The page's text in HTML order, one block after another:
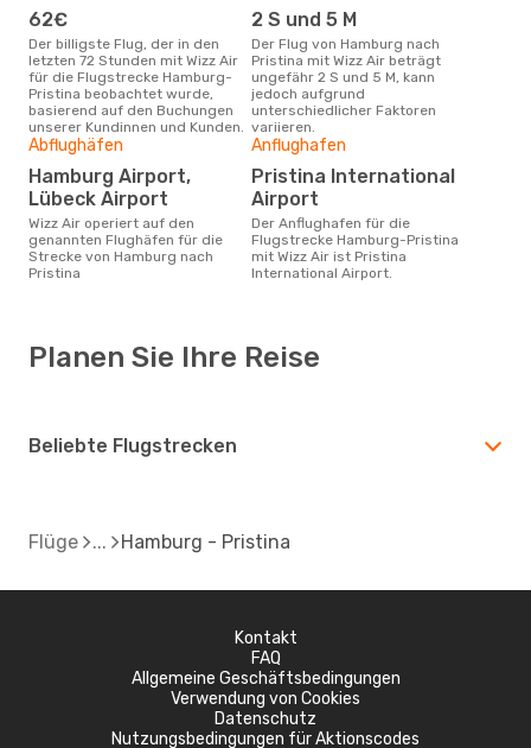
62€
Der billigste Flug, der in den
letzten 72 Stunden mit Wizz Air
für die Flugstrecke Hamburg-
Pristina beobachtet wurde,
basierend auf den Buchungen
unserer Kundinnen und Kunden.
2 S und 5 M
Der Flug von Hamburg nach
Pristina mit Wizz Air beträgt
ungefähr 2 S und 5 M, kann
jedoch aufgrund
unterschiedlicher Faktoren
variieren.
Abflughäfen
Hamburg Airport,
Lübeck Airport
Wizz Air operiert auf den
genannten Flughäfen für die
Strecke von Hamburg nach
Pristina
Anflughafen
Pristina International
Airport
Der Anflughafen für die
Flugstrecke Hamburg-Pristina
mit Wizz Air ist Pristina
International Airport.
Planen Sie Ihre Reise
Beliebte Flugstrecken
Flüge Hamburg - Pristina
Kontakt
FAQ
Allgemeine Geschäftsbedingungen
Verwendung von Cookies
Datenschutz
Nutzungsbedingungen für Aktionscodes